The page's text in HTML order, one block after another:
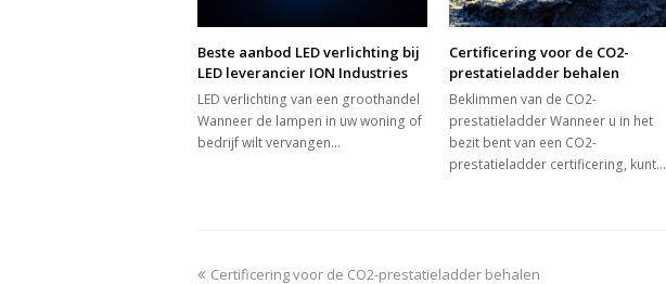
Beste aanbod LED verlichting bij
LED leverancier ION Industries
LED verlichting van een groothandel
Wanneer de lampen in uw woning of
bedrijf wilt vervangen…
Certificering voor de CO2-
prestatieladder behalen
Beklimmen van de CO2-
prestatieladder Wanneer u in het
bezit bent van een CO2-
prestatieladder certificering, kunt…
previous
Certificering voor de CO2-prestatieladder behalen